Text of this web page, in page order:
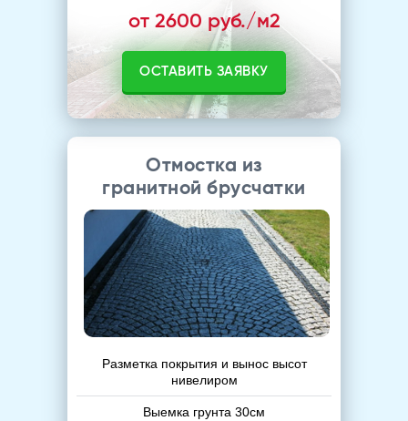
от 2600 руб./м2
ОСТАВИТЬ ЗАЯВКУ
Отмостка из
гранитной брусчатки
Разметка покрытия и вынос высот
нивелиром
Выемка грунта 30см